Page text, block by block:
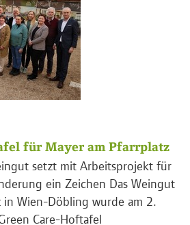
für Mayer am Pfarrplatz
setzt mit Arbeitsprojekt für
ein Zeichen Das Weingut
in Wien-Döbling wurde am 2.
Care-Hoftafel